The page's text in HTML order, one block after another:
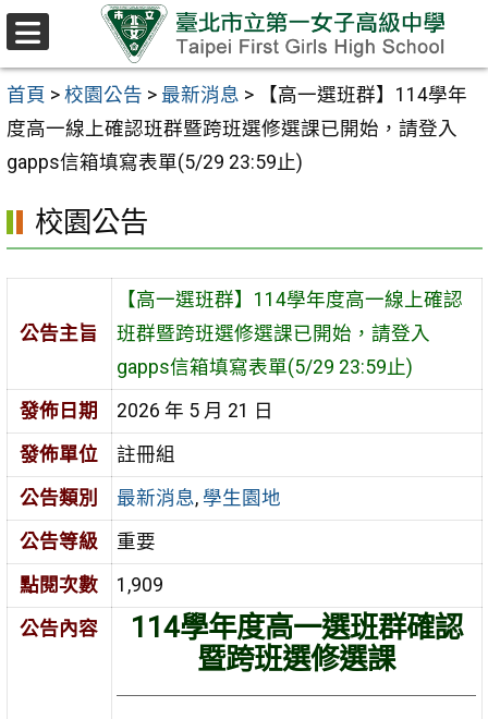
跳至主要內容區
首頁 > 校園公告 > 最新消息 >
【高一選班群】114學年
度高一線上確認班群暨跨班選修選課已開始，請登入
gapps信箱填寫表單(5/29 23:59止)
校園公告
公告主旨
【高一選班群】114學年度高一線上確認
班群暨跨班選修選課已開始，請登入
gapps信箱填寫表單(5/29 23:59止)
發佈日期
2026 年 5 月 21 日
發佈單位
註冊組
公告類別
最新消息, 學生園地
公告等級
重要
點閱次數
1,909
公告內容
114學年度高一選班群確認
暨跨班選修選課
選
單